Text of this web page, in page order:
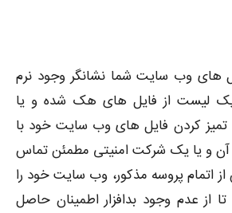
های وب سایت شما نشانگر وجود نرم
یک لیست از فایل های هک شده و یا
تمیز کردن فایل های وب سایت خود با
و یا یک شرکت امنیتی مطمئن تماس
اتمام پروسه مذکور، وب سایت خود را
از عدم وجود بدافزار اطمینان حاصل